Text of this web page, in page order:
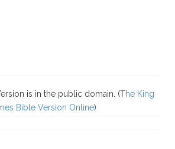
is in the public domain. (The King
Bible Version Online)